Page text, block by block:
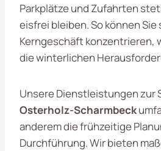
Parkplätze und Zufahrten
eisfrei bleiben. So können Sie
Kerngeschäft konzentrieren,
die winterlichen
Unsere Dienstleistungen zur
Osterholz-Scharmbeck
anderem die frühzeitige
Durchführung. Wir bieten